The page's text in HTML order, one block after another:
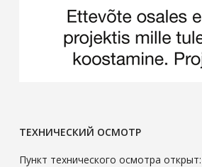
ТЕХНИЧЕСКИЙ ОСМОТР
Пункт технического осмотра открыт: